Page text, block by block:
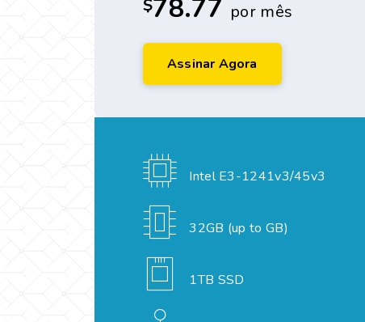
$78.77 por mês
Assinar Agora
Intel E3-1241v3/45v3
32GB (up to GB)
1TB SSD